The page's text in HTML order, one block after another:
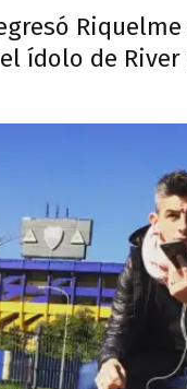
ídolo de